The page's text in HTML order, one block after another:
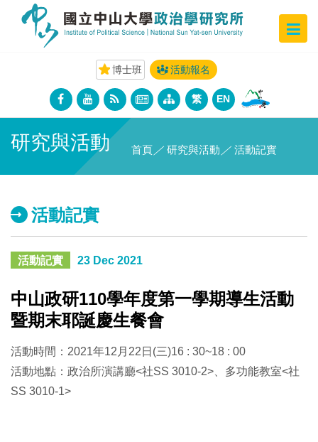
博士班 活動報名
繁 EN
研究與活動 首頁 ／ 研究與活動 ／ 活動記實
活動記實
活動記實 23 Dec 2021
中山政研110學年度第一學期導生活動
暨期末耶誕慶生餐會
活動時間：2021年12月22日(三)16 : 30~18 : 00
活動地點：政治所演講廳<社SS 3010-2>、多功能教室<社
SS 3010-1>